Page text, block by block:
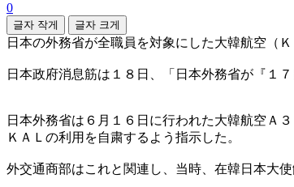
0
글자 작게 글자 크게
日本の外務省が全職員を対象にした大韓航空（
日本政府消息筋は１８日、「日本外務省が『１
日本外務省は６月１６日に行われた大韓航空Ａ
ＫＡＬの利用を自粛するよう指示した。
外交通商部はこれと関連し、当時、在韓日本大